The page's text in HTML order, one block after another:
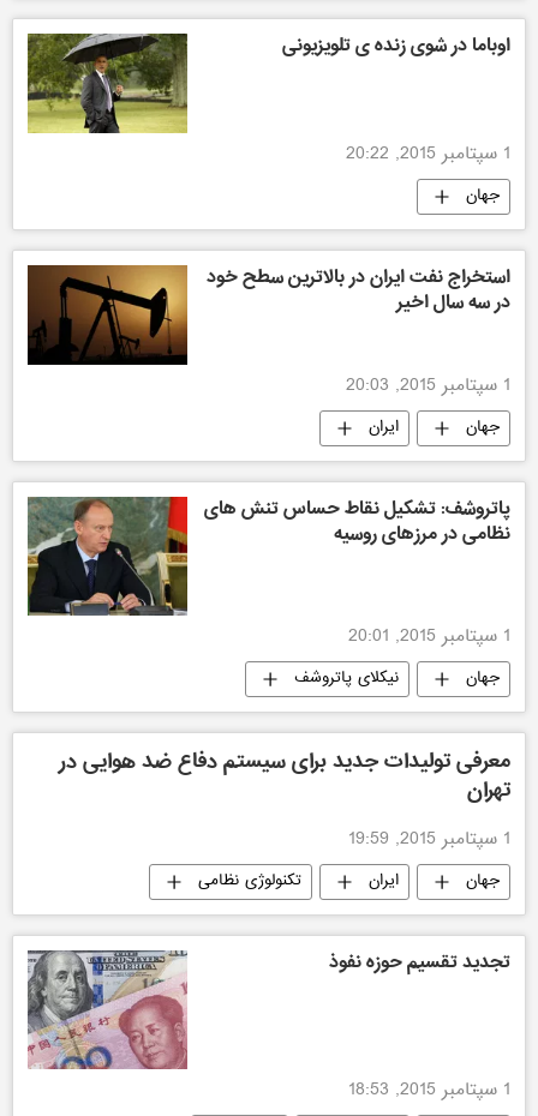
اوباما در شوی زنده ی تلویزیونی
1 سپتامبر 2015, 20:22
جهان
استخراج نفت ایران در بالاترین سطح خود
در سه سال اخیر
1 سپتامبر 2015, 20:03
جهان ایران
پاتروشف: تشکیل نقاط حساس تنش های
نظامی در مرزهای روسیه
1 سپتامبر 2015, 20:01
جهان نیکلای پاتروشف
معرفی تولیدات جدید برای سیستم دفاع ضد هوایی در
تهران
1 سپتامبر 2015, 19:59
جهان ایران تکنولوژی نظامی
تجدید تقسیم حوزه نفوذ
1 سپتامبر 2015, 18:53